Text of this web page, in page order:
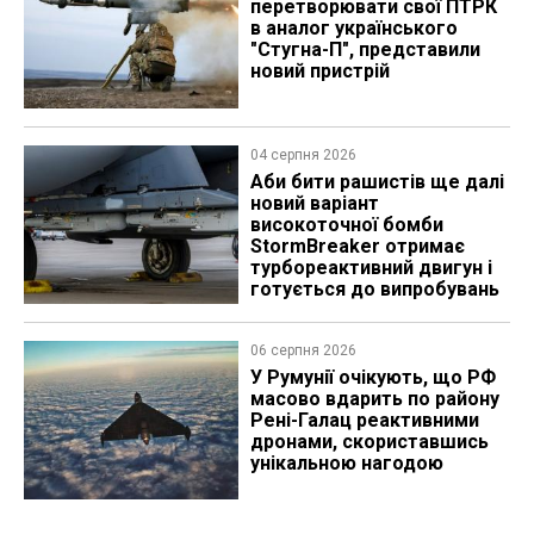
перетворювати свої ПТРК
в аналог українського
"Стугна-П", представили
новий пристрій
04 серпня 2026
Аби бити рашистів ще далі
новий варіант
високоточної бомби
StormBreaker отримає
турбореактивний двигун і
готується до випробувань
06 серпня 2026
У Румунії очікують, що РФ
масово вдарить по району
Рені-Галац реактивними
дронами, скориставшись
унікальною нагодою